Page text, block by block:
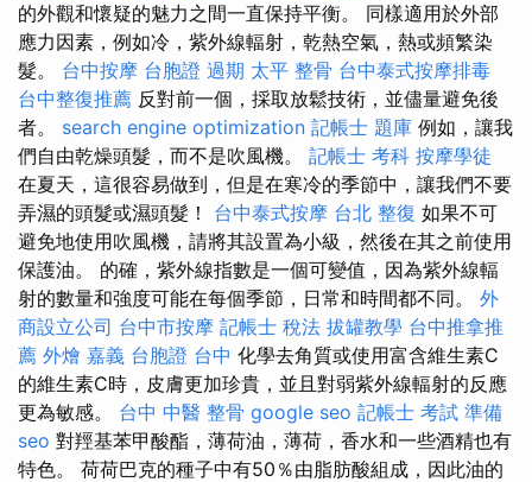
的外觀和懷疑的魅力之間一直保持平衡。 同樣適用於外部
應力因素，例如冷，紫外線輻射，乾熱空氣，熱或頻繁染
髮。 台中按摩 台胞證 過期 太平 整骨 台中泰式按摩排毒
台中整復推薦 反對前一個，採取放鬆技術，並儘量避免後
者。 search engine optimization 記帳士 題庫 例如，讓我
們自由乾燥頭髮，而不是吹風機。 記帳士 考科 按摩學徒
在夏天，這很容易做到，但是在寒冷的季節中，讓我們不要
弄濕的頭髮或濕頭髮！ 台中泰式按摩 台北 整復 如果不可
避免地使用吹風機，請將其設置為小級，然後在其之前使用
保護油。 的確，紫外線指數是一個可變值，因為紫外線輻
射的數量和強度可能在每個季節，日常和時間都不同。 外
商設立公司 台中市按摩 記帳士 稅法 拔罐教學 台中推拿推
薦 外燴 嘉義 台胞證 台中 化學去角質或使用富含維生素C
的維生素C時，皮膚更加珍貴，並且對弱紫外線輻射的反應
更為敏感。 台中 中醫 整骨 google seo 記帳士 考試 準備
seo 對羥基苯甲酸酯，薄荷油，薄荷，香水和一些酒精也有
特色。 荷荷巴克的種子中有50％由脂肪酸組成，因此油的